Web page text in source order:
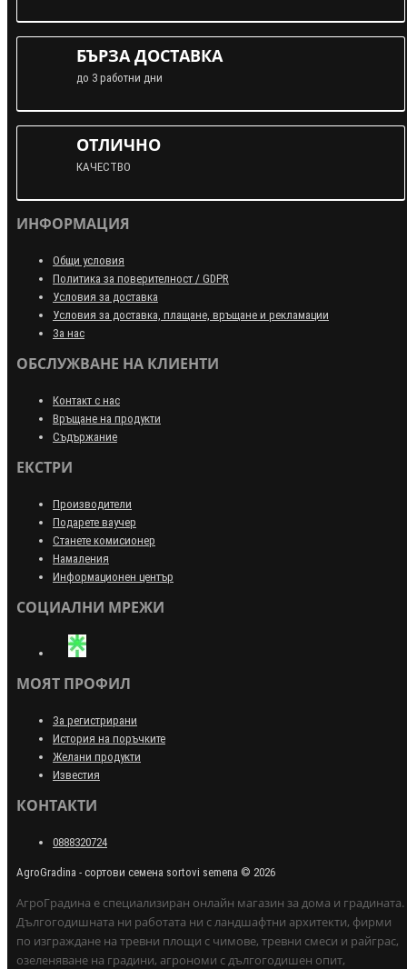
БЪРЗА ДОСТАВКА
до 3 работни дни
ОТЛИЧНО
КАЧЕСТВО
ИНФОРМАЦИЯ
Общи условия
Политика за поверителност / GDPR
Условия за доставка
Условия за доставка, плащане, връщане и рекламации
За нас
ОБСЛУЖВАНЕ НА КЛИЕНТИ
Контакт с нас
Връщане на продукти
Съдържание
ЕКСТРИ
Производители
Подарете ваучер
Станете комисионер
Намаления
Информационен център
СОЦИАЛНИ МРЕЖИ
МОЯТ ПРОФИЛ
За регистрирани
История на поръчките
Желани продукти
Известия
КОНТАКТИ
0888320724
AgroGradina - сортови семена sortovi semena © 2026
АгроГрадина е специализиран онлайн магазин за дома и градината.
Дългогодишната ни работата ни с ландшафтни архитекти, фирми
по изграждане на тревни площи с чимове, тревни смеси и райграс,
озеленяване на градини, агрономи с дългогодишен опит,